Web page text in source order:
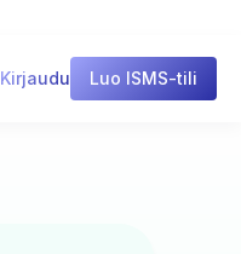
Kirjaudu Luo ISMS-tili